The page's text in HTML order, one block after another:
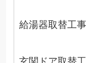
給湯器取替工